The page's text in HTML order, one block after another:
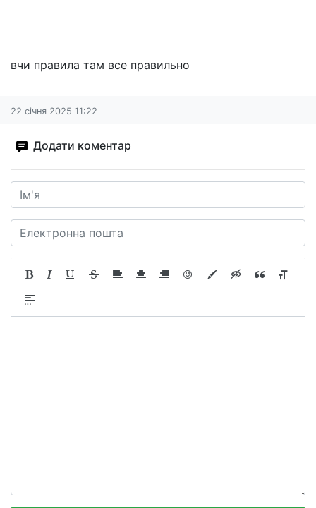
вчи правила там все правильно
22 січня 2025 11:22
Додати коментар